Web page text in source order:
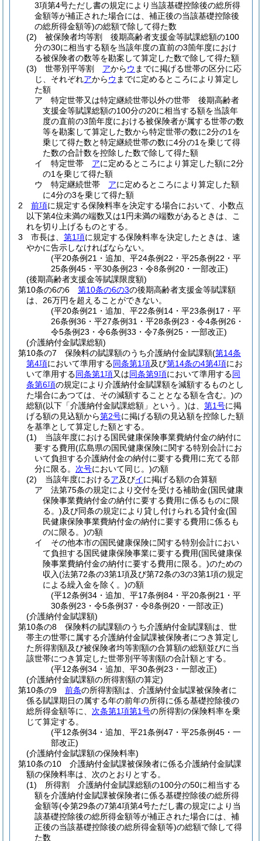
3項第4号ただし書の規定により当該基礎控除後の総所得
金額等が補正された場合には、補正後の当該基礎控除後
の総所得金額等)の総額で除して得た数
(2)
被保険者均等割 後期高齢者支援金等賦課総額の100
分の30に相当する額を当該年度の直前の3箇年度におけ
る被保険者の数等を勘案して算定した数で除して得た額
(3)
世帯別平等割 アからウ までに掲げる世帯の区分に応
じ、それぞれアからウ までに定めるところにより算定し
た額
ア
特定世帯又は特定継続世帯以外の世帯 後期高齢者
支援金等賦課総額の100分の20に相当する額を当該年
度の直前の3箇年度における被保険者が属する世帯の数
等を勘案して算定した数から特定世帯の数に2分の1を
乗じて得た数と特定継続世帯の数に4分の1を乗じて得
た数の合計数を控除した数で除して得た額
イ
特定世帯 アに定めるところにより算定した額に2分
の1を乗じて得た額
ウ
特定継続世帯 アに定めるところにより算定した額
に4分の3を乗じて得た額
2
前項に規定する保険料率を決定する場合において、小数点
以下第4位未満の端数又は1円未満の端数があるときは、こ
れを切り上げるものとする。
3
市長は、 第1項に規定する保険料率を決定したときは、速
やかに告示しなければならない。
(平20条例21・追加、平24条例22・平25条例22・平
25条例45・平30条例23・令8条例20・一部改正)
(後期高齢者支援金等賦課限度額)
第10条の6の6
第10条の6の3の後期高齢者支援金等賦課額
は、26万円を超えることができない。
(平20条例21・追加、平22条例14・平23条例17・平
26条例36・平27条例31・平28条例23・令4条例26・
令5条例23・令6条例33・令7条例25・一部改正)
(介護納付金賦課総額)
第10条の7
保険料の賦課額のうち介護納付金賦課額(第14条
第4項において準用する同条第1項及び第14条の4第4項にお
いて準用する同条第1項又は同条第9項において準用する同
条第6項の規定により介護納付金賦課額を減額するものとし
た場合にあつては、その減額することとなる額を含む。)の
総額(以下「介護納付金賦課総額」という。)は、 第1号に掲
げる額の見込額から第2号に掲げる額の見込額を控除した額
を基準として算定した額とする。
(1)
当該年度における国民健康保険事業費納付金の納付に
要する費用(広島県の国民健康保険に関する特別会計にお
いて負担する介護納付金の納付に要する費用に充てる部
分に限る。 次号において同じ。)の額
(2)
当該年度におけるア及びイに掲げる額の合算額
ア
法第75条の規定により交付を受ける補助金(国民健康
保険事業費納付金の納付に要する費用に係るものに限
る。)及び同条の規定により貸し付けられる貸付金(国
民健康保険事業費納付金の納付に要する費用に係るも
のに限る。)の額
イ
その他本市の国民健康保険に関する特別会計におい
て負担する国民健康保険事業に要する費用(国民健康保
険事業費納付金の納付に要する費用に限る。)のための
収入(法第72条の3第1項及び第72条の3の3第1項の規定
による繰入金を除く。)の額
(平12条例34・追加、平17条例84・平20条例21・平
30条例23・令5条例37・令8条例20・一部改正)
(介護納付金賦課額)
第10条の8
保険料の賦課額のうち介護納付金賦課額は、世
帯主の世帯に属する介護納付金賦課被保険者につき算定し
た所得割額及び被保険者均等割額の合算額の総額並びに当
該世帯につき算定した世帯別平等割額の合計額とする。
(平12条例34・追加、平30条例23・一部改正)
(介護納付金賦課額の所得割額の算定)
第10条の9
前条の所得割額は、介護納付金賦課被保険者に
係る賦課期日の属する年の前年の所得に係る基礎控除後の
総所得金額等に、 次条第1項第1号の所得割の保険料率を乗
じて算定する。
(平12条例34・追加、平21条例47・平25条例45・一
部改正)
(介護納付金賦課額の保険料率)
第10条の10
介護納付金賦課被保険者に係る介護納付金賦課
額の保険料率は、次のとおりとする。
(1)
所得割 介護納付金賦課総額の100分の50に相当する
額を介護納付金賦課被保険者に係る基礎控除後の総所得
金額等(令第29条の7第4項第4号ただし書の規定により当
該基礎控除後の総所得金額等が補正された場合には、補
正後の当該基礎控除後の総所得金額等)の総額で除して得
た数